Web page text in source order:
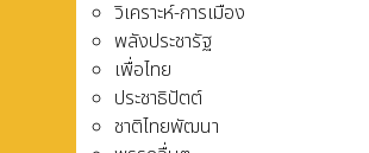
วิเคราะห์-การเมือง
พลังประชารัฐ
เพื่อไทย
ประชาธิปัตต์
ชาติไทยพัฒนา